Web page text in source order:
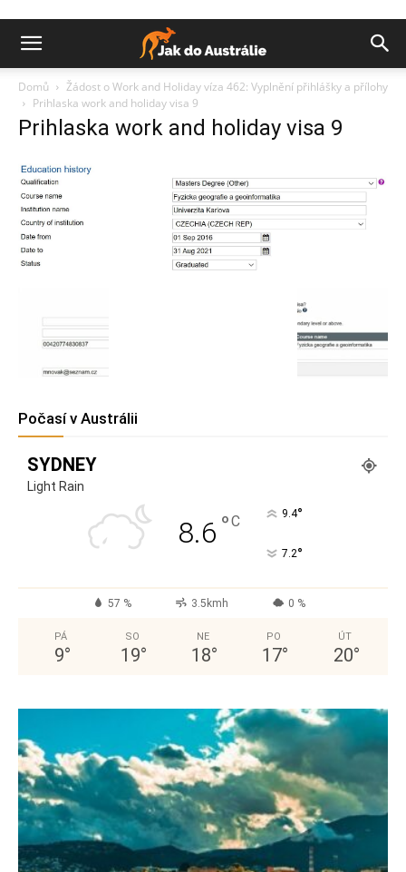
Domů
Žádost o Work and Holiday víza 462: Vyplnění přihlášky a přílohy
Prihlaska work and holiday visa 9
Prihlaska work and holiday visa 9
Počasí v Austrálii
SYDNEY
Light Rain
8.6 °C 9.4°
7.2°
57 % 3.5kmh 0 %
PÁ
9°
SO
19°
NE
18°
PO
17°
ÚT
20°